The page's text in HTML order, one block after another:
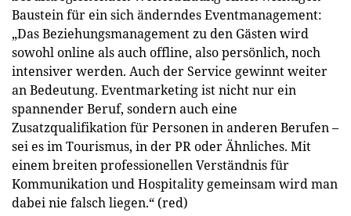
Baustein für ein sich änderndes Eventmanagement:
„Das Beziehungsmanagement zu den Gästen wird
sowohl online als auch offline, also persönlich, noch
intensiver werden. Auch der Service gewinnt weiter
an Bedeutung. Eventmarketing ist nicht nur ein
spannender Beruf, sondern auch eine
Zusatzqualifikation für Personen in anderen Berufen –
sei es im Tourismus, in der PR oder Ähnliches. Mit
einem breiten professionellen Verständnis für
Kommunikation und Hospitality gemeinsam wird man
dabei nie falsch liegen.“ (red)